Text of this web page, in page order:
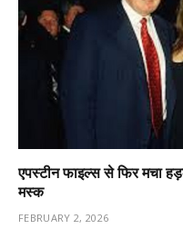
एपस्टीन फाइल्स से फिर मचा
मस्क
FEBRUARY 2, 2026